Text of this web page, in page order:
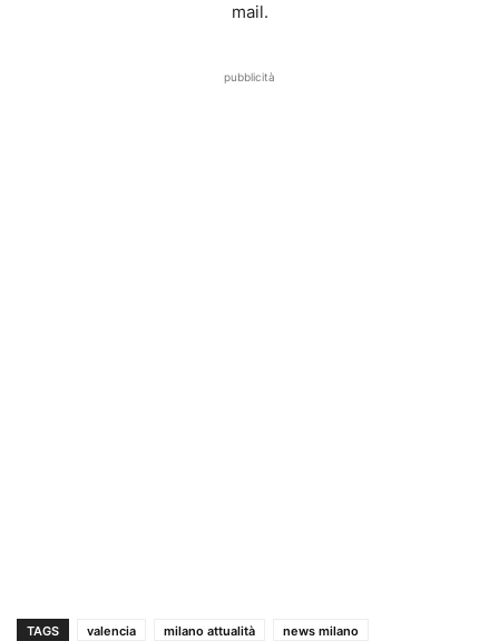
mail.
pubblicità
TAGS valencia milano attualità
news milano